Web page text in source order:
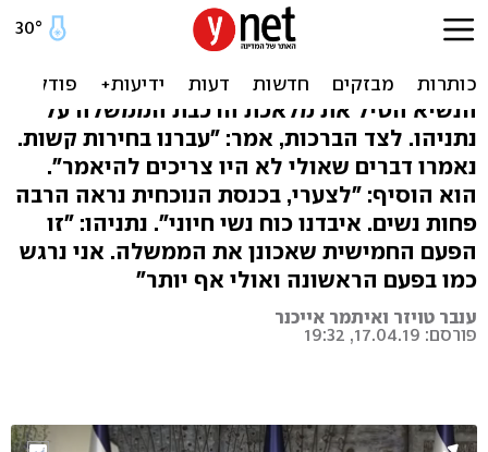
ריבלין העניק המנדט לנתניהו:
"הרוב הכריע"
הנשיא הטיל את מלאכת הרכבת הממשלה על
נתניהו. לצד הברכות, אמר: "עברנו בחירות קשות.
נאמרו דברים שאולי לא היו צריכים להיאמר".
הוא הוסיף: "לצערי, בכנסת הנוכחית נראה הרבה
פחות נשים. איבדנו כוח נשי חיוני". נתניהו: "זו
הפעם החמישית שאכונן את הממשלה. אני נרגש
כמו בפעם הראשונה ואולי אף יותר"
ענבר טויזר ואיתמר אייכנר
פורסם: 17.04.19, 19:32